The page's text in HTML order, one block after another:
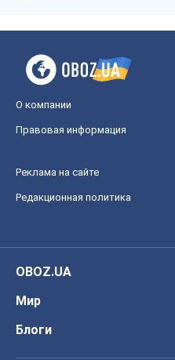
О компании
Правовая информация
Реклама на сайте
Редакционная политика
OBOZ.UA
Мир
Блоги